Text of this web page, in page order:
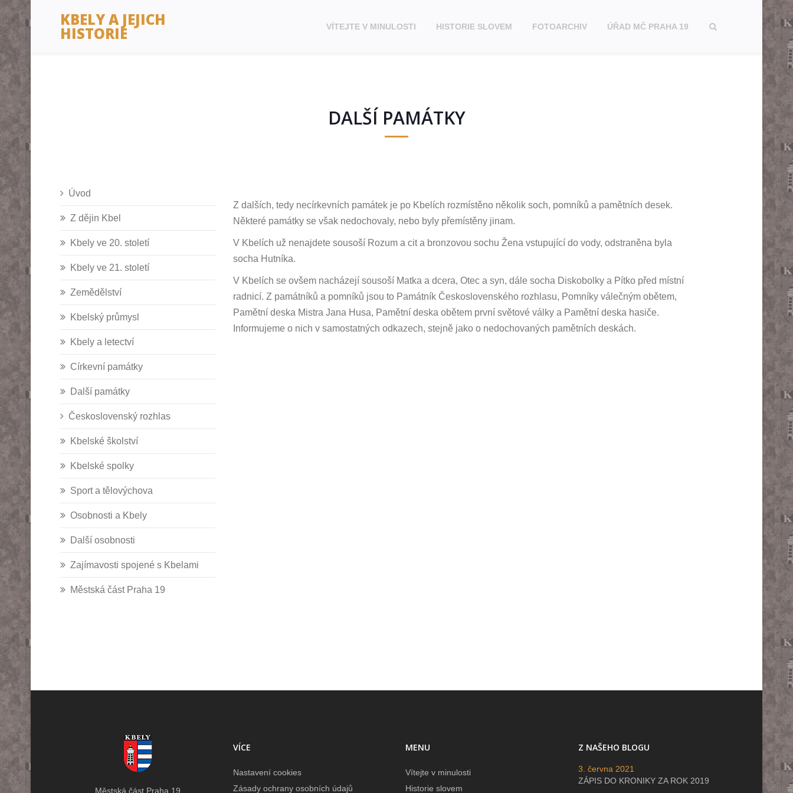
KBELY A JEJICH
HISTORIE VÍTEJTE V MINULOSTI HISTORIE SLOVEM FOTOARCHIV ÚŘAD MČ PRAHA 19
DALŠÍ PAMÁTKY
Úvod
Z dějin Kbel
Kbely ve 20. století
Kbely ve 21. století
Zemědělství
Kbelský průmysl
Kbely a letectví
Církevní památky
Další památky
Československý rozhlas
Kbelské školství
Kbelské spolky
Sport a tělovýchova
Osobnosti a Kbely
Další osobnosti
Zajímavosti spojené s Kbelami
Městská část Praha 19
Z dalších, tedy necírkevních památek je po Kbelích rozmístěno několik soch, pomníků a pamětních desek.
Některé památky se však nedochovaly, nebo byly přemístěny jinam.
V Kbelích už nenajdete sousoší Rozum a cit a bronzovou sochu Žena vstupující do vody, odstraněna byla
socha Hutníka.
V Kbelích se ovšem nacházejí sousoší Matka a dcera, Otec a syn, dále socha Diskobolky a Pítko před místní
radnicí. Z památníků a pomníků jsou to Památník Československého rozhlasu, Pomníky válečným obětem,
Pamětní deska Mistra Jana Husa, Pamětní deska obětem první světové války a Pamětní deska hasiče.
Informujeme o nich v samostatných odkazech, stejně jako o nedochovaných pamětních deskách.
Městská část Praha 19
VÍCE
Nastavení cookies
Zásady ochrany osobních údajů
MENU
Vítejte v minulosti
Historie slovem
Z NAŠEHO BLOGU
ZÁPIS DO KRONIKY ZA ROK 2019
3. června 2021